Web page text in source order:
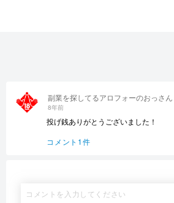
副業を探してるアロフォーのおっさん
8年前
投げ銭ありがとうございました！
コメント1件